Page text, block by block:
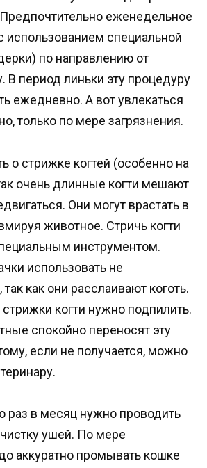
еженедельное
использованием специальной
по направлению от
В период линьки эту процедуру
ежедневно. А вот увлекаться
только по мере загрязнения.
о стрижке когтей (особенно на
очень длинные когти мешают
Они могут врастать в
животное. Стричь когти
инструментом.
использовать не
как они расслаивают коготь.
когти нужно подпилить.
спокойно переносят эту
если не получается, можно
раз в месяц нужно проводить
ушей. По мере
аккуратно промывать кошке